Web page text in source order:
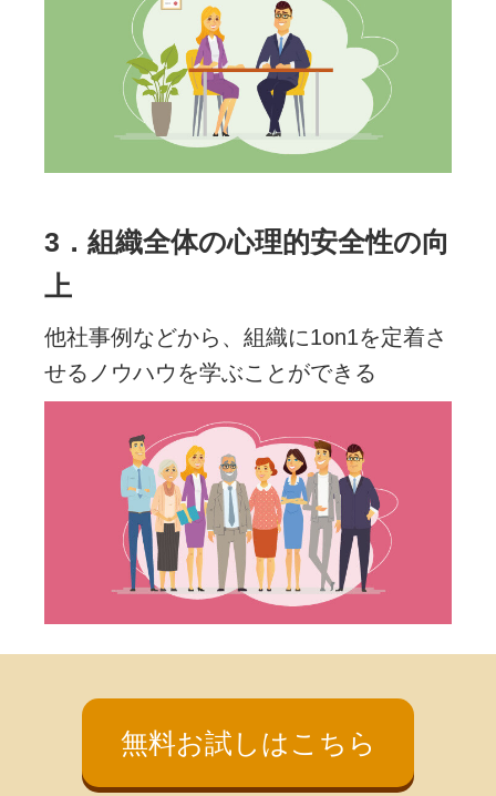
3．組織全体の心理的安全性の向
上
他社事例などから、組織に1on1を定着さ
せるノウハウを学ぶことができる
無料お試しはこちら